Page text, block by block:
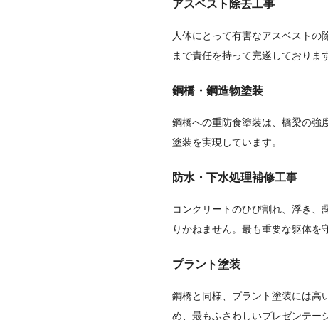
アスベスト除去工事
人体にとって有害なアスベストの
まで責任を持って完遂しておりま
鋼橋・鋼造物塗装
鋼橋への重防食塗装は、橋梁の強
塗装を実現しています。
防水・下水処理補修工事
コンクリートのひび割れ、浮き、
りかねません。最も重要な躯体を
プラント塗装
鋼橋と同様、プラント塗装には高
め、最もふさわしいプレゼンテー